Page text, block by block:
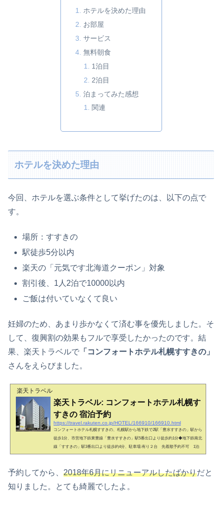
ホテルを決めた理由
お部屋
サービス
無料朝食
1泊目
2泊目
泊まってみた感想
関連
ホテルを決めた理由
今回、ホテルを選ぶ条件として挙げたのは、以下の点で
す。
場所：すすきの
駅徒歩5分以内
楽天の「元気です北海道クーポン」対象
割引後、1人2泊で10000以内
ご飯は付いていなくて良い
妊婦のため、あまり歩かなくて済む事を優先しました。そ
して、復興割の効果もフルで享受したかったのです。結
果、楽天トラベルで 「コンフォートホテル札幌すすきの」
さんをえらびました。
楽天トラベル
楽天トラベル: コンフォートホテル札幌す
すきの 宿泊予約
https://travel.rakuten.co.jp/HOTEL/166910/166910.html
コンフォートホテル札幌すすきの、札幌駅から地下鉄で2駅「豊水すすきの」駅から
徒歩1分、市営地下鉄東豊線「豊水すすきの」駅5番出口より徒歩約1分◆地下鉄南北
線「すすきの」駅3番出口より徒歩約4分、駐車場:有り２台 先着順予約不可 1泊
（15:00〜翌10:00）1,500円※満車時は提携駐車場を案内
予約してから、 2018年6月にリニューアルしたばかりだと
知りました。とても綺麗でしたよ。